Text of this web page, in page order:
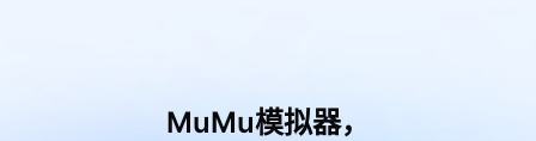
MuMu模拟器，